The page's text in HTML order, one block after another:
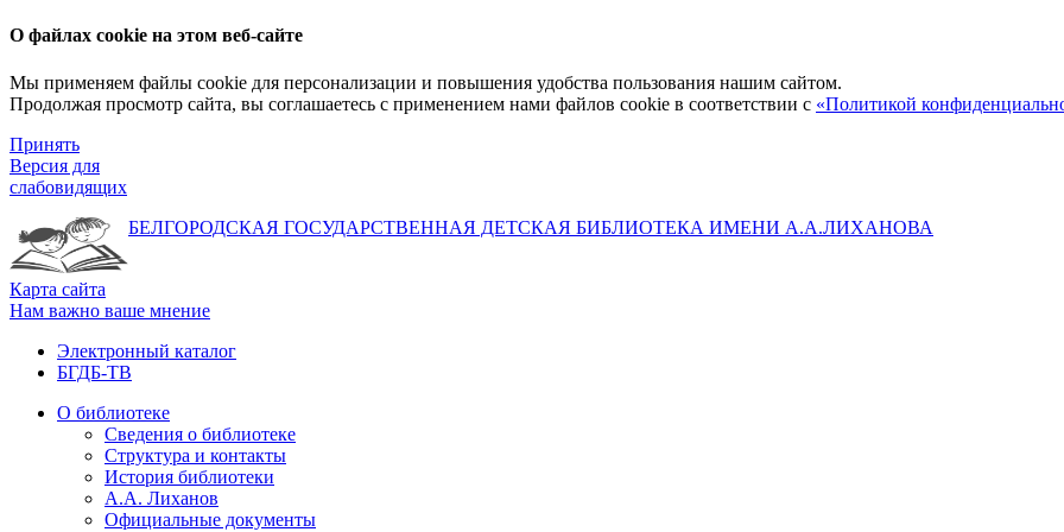
О файлах cookie на этом веб-сайте
Мы применяем файлы cookie для персонализации и повышения удобства пользования нашим сайтом.
Продолжая просмотр сайта, вы соглашаетесь с применением нами файлов cookie в соответствии с «Политикой
Принять
Версия для
слабовидящих
БЕЛГОРОДСКАЯ ГОСУДАРСТВЕННАЯ ДЕТСКАЯ БИБЛИОТЕКА ИМЕНИ А.А.ЛИХАНОВА
Карта сайта
Нам важно ваше мнение
Электронный каталог
БГДБ-ТВ
О библиотеке
Сведения о библиотеке
Структура и контакты
История библиотеки
А.А. Лиханов
Официальные документы